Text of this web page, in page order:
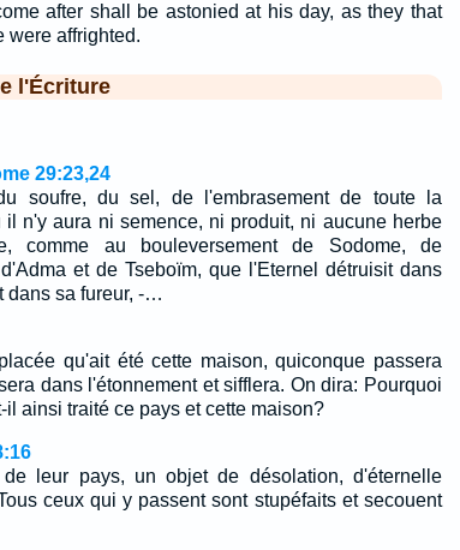
after shall be astonied at his day, as they that
were affrighted.
l'Écriture
29:23,24
soufre, du sel, de l'embrasement de toute la
il n'y aura ni semence, ni produit, ni aucune herbe
comme au bouleversement de Sodome, de
et de Tseboïm, que l'Eternel détruisit dans
dans sa fureur, -…
qu'ait été cette maison, quiconque passera
dans l'étonnement et sifflera. On dira: Pourquoi
il ainsi traité ce pays et cette maison?
de leur pays, un objet de désolation, d'éternelle
ceux qui y passent sont stupéfaits et secouent